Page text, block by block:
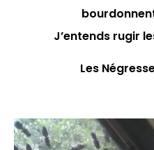
J’entends rugir
Les